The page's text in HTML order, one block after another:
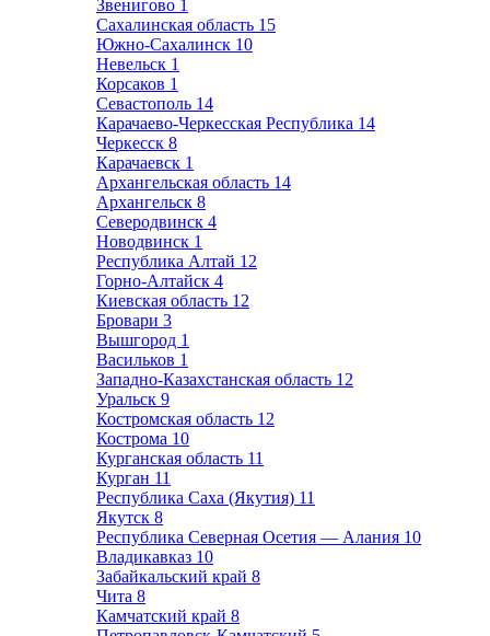
Звенигово 1
Сахалинская область 15
Южно-Сахалинск 10
Невельск 1
Корсаков 1
Севастополь 14
Карачаево-Черкесская Республика 14
Черкесск 8
Карачаевск 1
Архангельская область 14
Архангельск 8
Северодвинск 4
Новодвинск 1
Республика Алтай 12
Горно-Алтайск 4
Киевская область 12
Бровари 3
Вышгород 1
Васильков 1
Западно-Казахстанская область 12
Уральск 9
Костромская область 12
Кострома 10
Курганская область 11
Курган 11
Республика Саха (Якутия) 11
Якутск 8
Республика Северная Осетия — Алания 10
Владикавказ 10
Забайкальский край 8
Чита 8
Камчатский край 8